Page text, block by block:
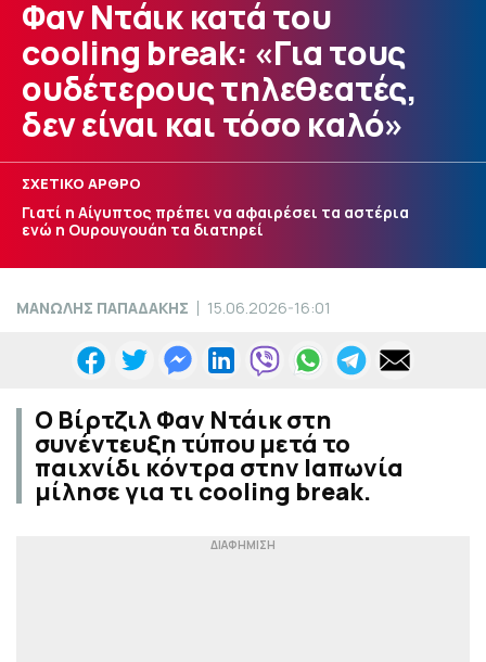
Φαν Ντάικ κατά του
cooling break: «Για τους
ουδέτερους τηλεθεατές,
δεν είναι και τόσο καλό»
ΣΧΕΤΙΚΟ ΑΡΘΡΟ
Γιατί η Αίγυπτος πρέπει να αφαιρέσει τα αστέρια
ενώ η Ουρουγουάη τα διατηρεί
ΜΑΝΩΛΗΣ ΠΑΠΑΔΑΚΗΣ 15.06.2026-16:01
Ο Βίρτζιλ Φαν Ντάικ στη
συνέντευξη τύπου μετά το
παιχνίδι κόντρα στην Ιαπωνία
μίλησε για τι cooling break.